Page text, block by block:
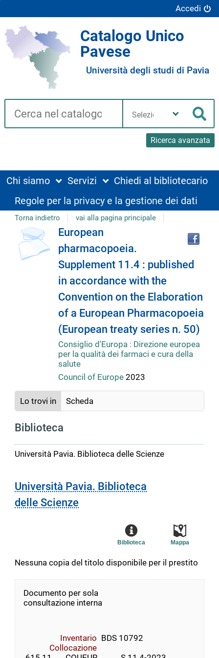
Accedi
Catalogo Unico
Pavese
Università degli studi di Pavia
Cerca su "Catalogo"
Ricerca avanzata
biblioteca
Chi siamo Servizi
Chiedi al bibliotecario
Regole per la privacy e la gestione dei dati
Torna indietro vai alla pagina principale
Dettaglio
del
documento
European
pharmacopoeia.
Supplement 11.4 : published
in accordance with the
Convention on the Elaboration
of a European Pharmacopoeia
(European treaty series n. 50)
Consiglio d'Europa : Direzione europea
per la qualità dei farmaci e cura della
salute
Council of Europe 2023
Lo trovi in Scheda
Biblioteca
Università Pavia. Biblioteca delle Scienze
Università Pavia. Biblioteca
delle Scienze
Mappa
Biblioteca
Nessuna copia del titolo disponibile per il prestito
Documento per sola
consultazione interna
Inventario BDS 10792
Collocazione